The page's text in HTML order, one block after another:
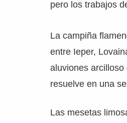
pero los trabajos
La campiña
entre Ieper,
aluviones
resuelve en una
Las mesetas